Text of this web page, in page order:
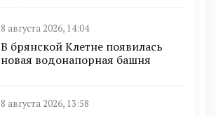
8 августа 2026, 14:04
В брянской Клетне появилась
новая водонапорная башня
8 августа 2026, 13:58